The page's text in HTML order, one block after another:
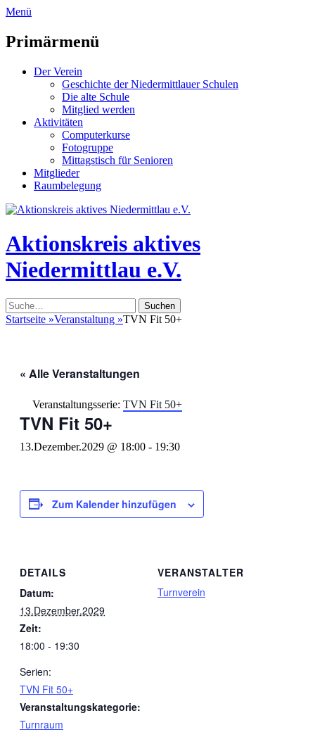
zum
überspringen
Menü
Primärmenü
Der Verein
Geschichte der Niedermittlauer Schulen
Die alte Schule
Mitglied werden
Aktivitäten
Computerkurse
Fotogruppe
Mittagstisch für Senioren
Mitglieder
Raumbelegung
Header
Aktionskreis aktives
Niedermittlau e.V.
Suche
nach:
Startseite »Veranstaltung »TVN Fit 50+
« Alle Veranstaltungen
Veranstaltungsserie: TVN Fit 50+
TVN Fit 50+
13.Dezember.2029 @ 18:00 - 19:30
Zum Kalender hinzufügen
DETAILS
Datum:
13.Dezember.2029
Zeit:
18:00 - 19:30
Serien:
TVN Fit 50+
Veranstaltungskategorie:
Turnraum
VERANSTALTER
Turnverein